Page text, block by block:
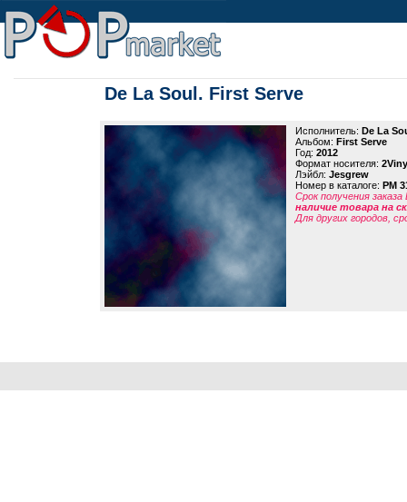
De La Soul. First Serve
Исполнитель: De La
Альбом: First Serve
Год: 2012
Формат носителя:
Лэйбл: Jesgrew
Номер в каталоге: PM
Срок получения
наличие товара на
Для других городов,